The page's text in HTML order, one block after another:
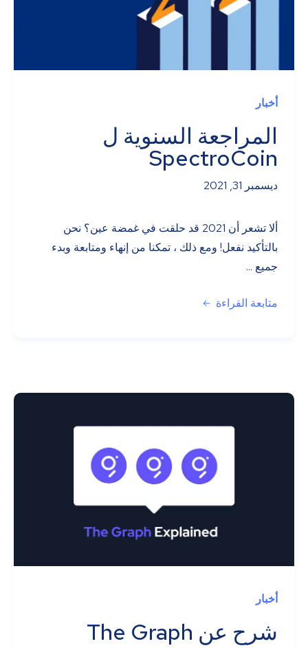
أخبار
المراجعة السنوية ل
SpectroCoin
ديسمبر 31, 2021
ألا تشعر أن 2021 قد حلقت في غمضة عين؟ نحن
بالتأكيد نفعل! ومع ذلك ، تمكنا من إنهاء ومتابعة وبدء
جميع ...
متابعة القراءة
أخبار
شرح عن The Graph